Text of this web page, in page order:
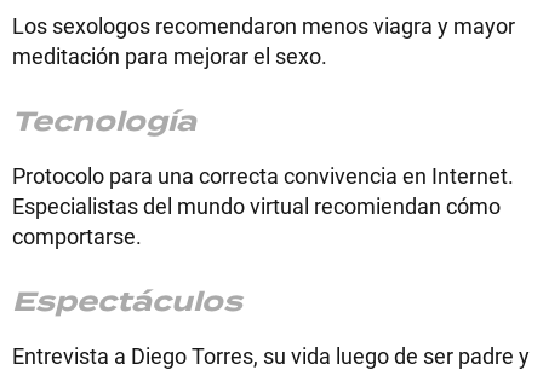
Los sexologos recomendaron menos viagra y mayor
meditación para mejorar el sexo.
Tecnología
Protocolo para una correcta convivencia en Internet.
Especialistas del mundo virtual recomiendan cómo
comportarse.
Espectáculos
Entrevista a Diego Torres, su vida luego de ser padre y